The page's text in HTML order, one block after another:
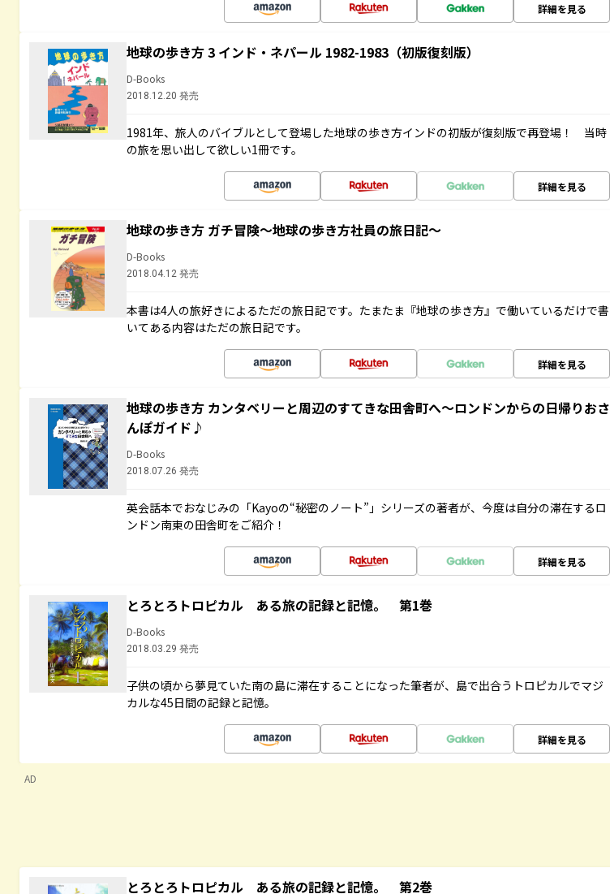
詳細を見る
地球の歩き方 3 インド・ネパール 1982-1983（初版復刻版）
D-Books
2018.12.20 発売
1981年、旅人のバイブルとして登場した地球の歩き方インドの初版が復刻版で再登場！ 当時
の旅を思い出して欲しい1冊です。
詳細を見る
地球の歩き方 ガチ冒険～地球の歩き方社員の旅日記～
D-Books
2018.04.12 発売
本書は4人の旅好きによるただの旅日記です。たまたま『地球の歩き方』で働いているだけで書
いてある内容はただの旅日記です。
詳細を見る
地球の歩き方 カンタベリーと周辺のすてきな田舎町へ～ロンドンからの日帰りおさ
んぽガイド♪
D-Books
2018.07.26 発売
英会話本でおなじみの「Kayoの“秘密のノート”」シリーズの著者が、今度は自分の滞在するロ
ンドン南東の田舎町をご紹介！
詳細を見る
とろとろトロピカル ある旅の記録と記憶。 第1巻
D-Books
2018.03.29 発売
子供の頃から夢見ていた南の島に滞在することになった筆者が、島で出合うトロピカルでマジ
カルな45日間の記録と記憶。
詳細を見る
AD
とろとろトロピカル ある旅の記録と記憶。 第2巻